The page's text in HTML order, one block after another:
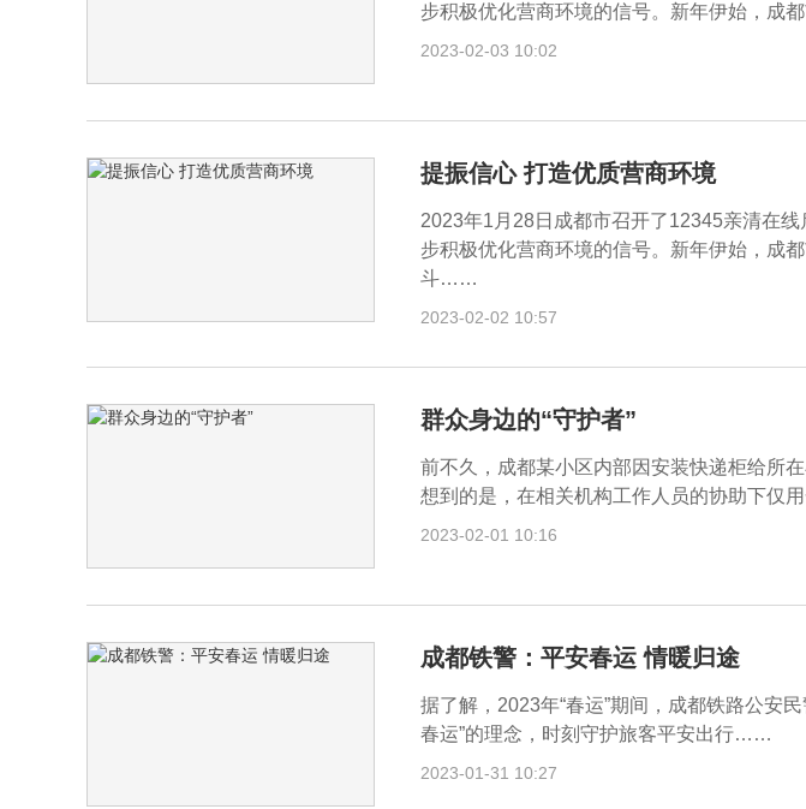
步积极优化营商环境的信号。新年伊始，成
2023-02-03 10:02
提振信心 打造优质营商环境
2023年1月28日成都市召开了12345亲清在
步积极优化营商环境的信号。新年伊始，成
斗……
2023-02-02 10:57
群众身边的“守护者”
前不久，成都某小区内部因安装快递柜给所
想到的是，在相关机构工作人员的协助下仅
2023-02-01 10:16
成都铁警：平安春运 情暖归途
据了解，2023年“春运”期间，成都铁路公安民
春运”的理念，时刻守护旅客平安出行……
2023-01-31 10:27